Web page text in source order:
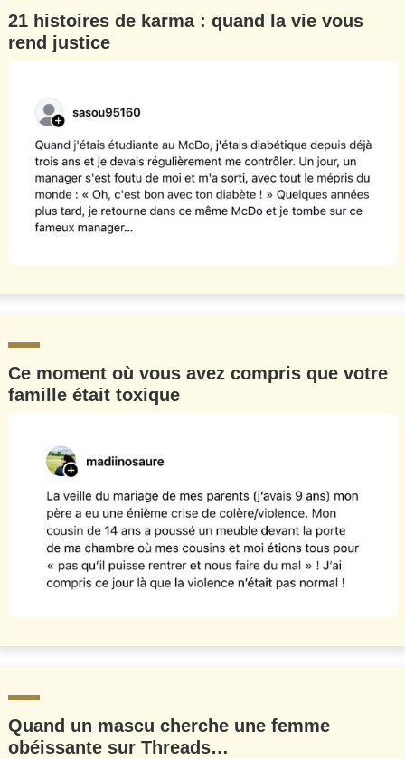
21 histoires de karma : quand la vie vous
rend justice
Ce moment où vous avez compris que votre
famille était toxique
Quand un mascu cherche une femme
obéissante sur Threads…